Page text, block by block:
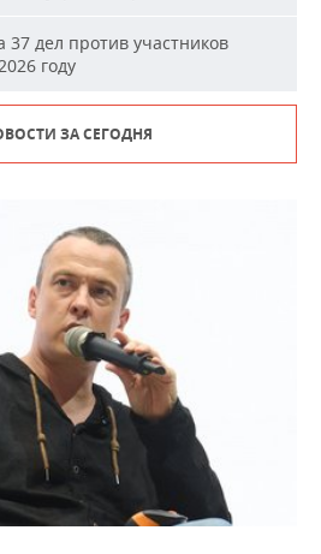
37 дел против участников
году
ЗА СЕГОДНЯ